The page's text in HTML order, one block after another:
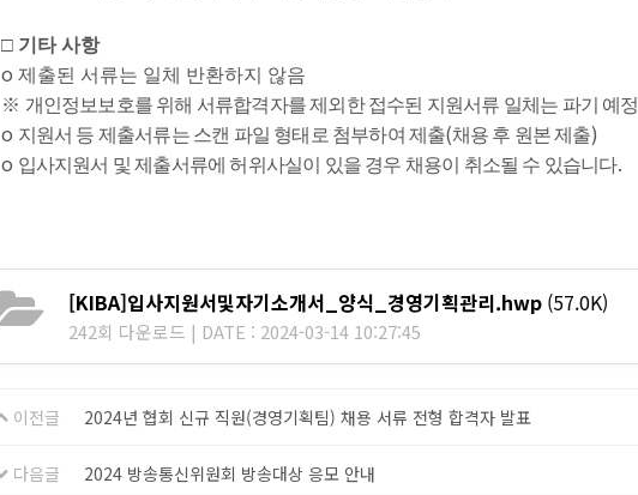
□ 기타 사항
o 제출된 서류는 일체 반환하지 않음
※ 개인정보보호를 위해 서류합격자를 제외한 접수된 지원서류 일체는 파기 예정
o 지원서 등 제출서류는 스캔 파일 형태로 첨부하여 제출(채용 후 원본 제출)
o 입사지원서 및 제출서류에 허위사실이 있을 경우 채용이 취소될 수 있습니다.
[KIBA]입사지원서및자기소개서_양식_경영기획관리.hwp(57.0K)
242회 다운로드 | DATE : 2024-03-14 10:27:45
이전글 2024년 협회 신규 직원(경영기획팀) 채용 서류 전형 합격자 발표
다음글 2024 방송통신위원회 방송대상 응모 안내